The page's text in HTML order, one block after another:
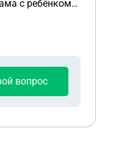
с ребёнком
квартиру
вопрос